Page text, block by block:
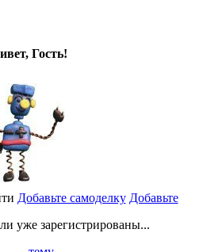
Гость!
уже зарегистрированы...
Добавьте самоделку Добавьте